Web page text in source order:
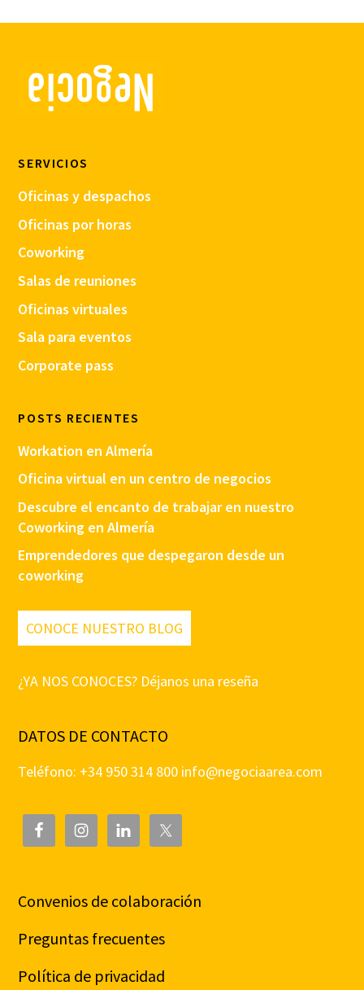
SERVICIOS
Oficinas y despachos
Oficinas por horas
Coworking
Salas de reuniones
Oficinas virtuales
Sala para eventos
Corporate pass
POSTS RECIENTES
Workation en Almería
Oficina virtual en un centro de negocios
Descubre el encanto de trabajar en nuestro
Coworking en Almería
Emprendedores que despegaron desde un
coworking
CONOCE NUESTRO BLOG
¿YA NOS CONOCES? Déjanos una reseña
DATOS DE CONTACTO
Teléfono: +34 950 314 800 info@negociaarea.com
Convenios de colaboración
Preguntas frecuentes
Política de privacidad